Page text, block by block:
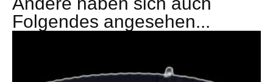
Folgendes angesehen...